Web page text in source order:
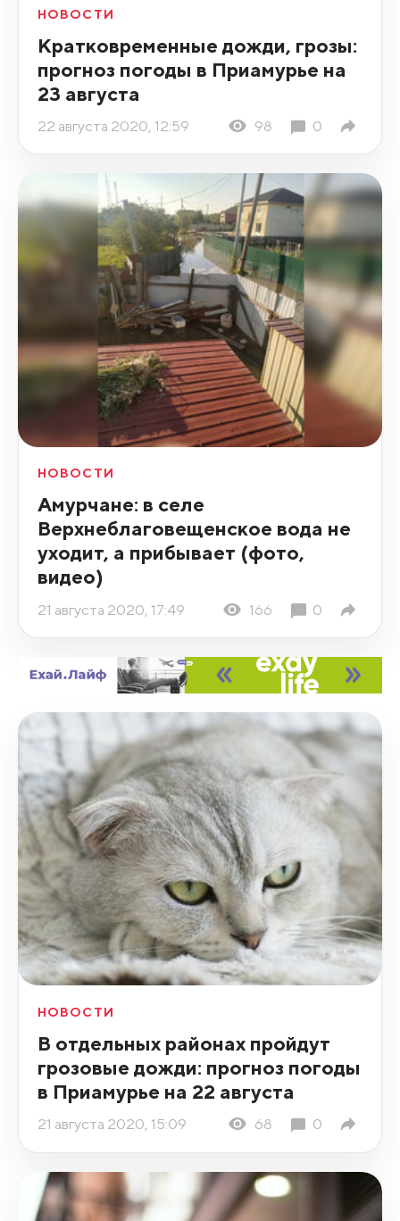
НОВОСТИ
Кратковременные дожди, грозы:
прогноз погоды в Приамурье на
23 августа
22 августа 2020, 12:59 98 0
НОВОСТИ
Амурчане: в селе
Верхнеблаговещенское вода не
уходит, а прибывает (фото,
видео)
21 августа 2020, 17:49 166 0
НОВОСТИ
В отдельных районах пройдут
грозовые дожди: прогноз погоды
в Приамурье на 22 августа
21 августа 2020, 15:09 68 0